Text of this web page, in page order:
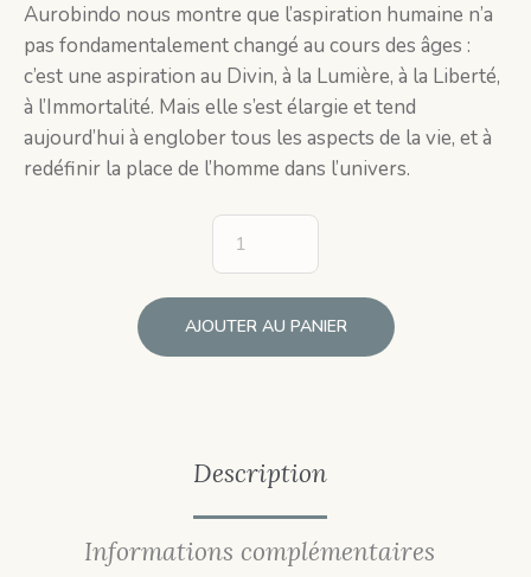
Aurobindo nous montre que l’aspiration humaine n’a
pas fondamentalement changé au cours des âges :
c’est une aspiration au Divin, à la Lumière, à la Liberté,
à l’Immortalité. Mais elle s’est élargie et tend
aujourd’hui à englober tous les aspects de la vie, et à
redéfinir la place de l’homme dans l’univers.
AJOUTER AU PANIER
Description
Informations complémentaires